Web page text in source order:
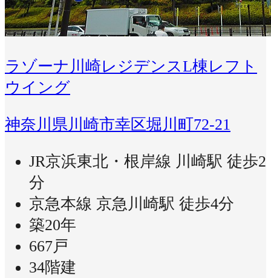
ラゾーナ川崎レジデンスL棟レフト
ウイング
神奈川県川崎市幸区堀川町72-21
JR京浜東北・根岸線 川崎駅 徒歩2
分
京急本線 京急川崎駅 徒歩4分
築20年
667戸
34階建